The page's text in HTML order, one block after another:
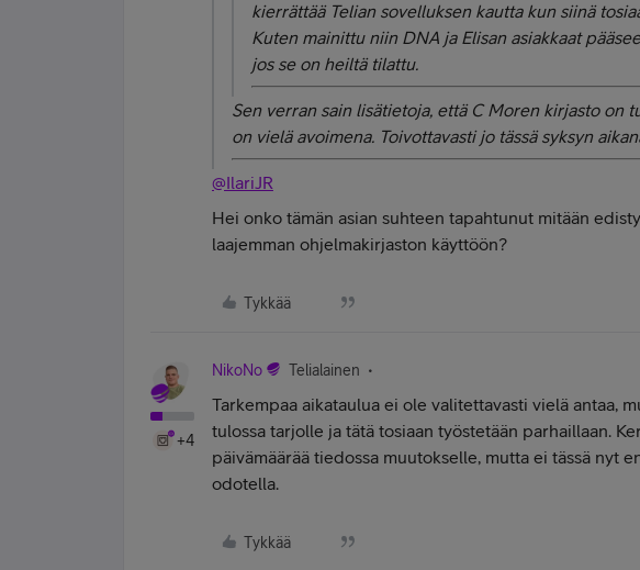
kierrättää Telian sovelluksen kautta kun siinä
Kuten mainittu niin DNA ja Elisan asiakkaat
jos se on heiltä tilattu.
Sen verran sain lisätietoja, että C Moren kirjasto on
on vielä avoimena. Toivottavasti jo tässä syksyn
@IlariJR
Hei onko tämän asian suhteen tapahtunut mitään
laajemman ohjelmakirjaston käyttöön?
Tykkää
+4
NikoNo Telialainen
Tarkempaa aikataulua ei ole valitettavasti vielä antaa,
tulossa tarjolle ja tätä tosiaan työstetään parhaillaan.
päivämäärää tiedossa muutokselle, mutta ei tässä nyt
odotella.
Tykkää